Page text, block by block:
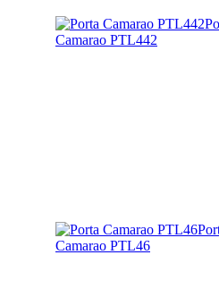
Camarao PTL442
Camarao PTL46